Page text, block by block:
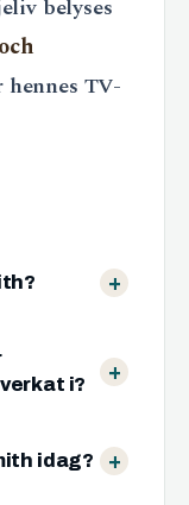
belyses
hennes TV-
i?
idag?